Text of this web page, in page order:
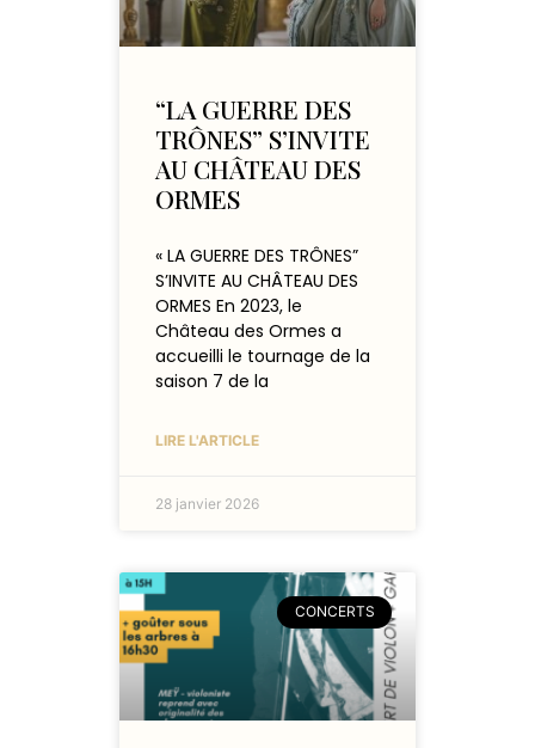
“LA GUERRE DES
TRÔNES” S’INVITE
AU CHÂTEAU DES
ORMES
« LA GUERRE DES TRÔNES”
S’INVITE AU CHÂTEAU DES
ORMES En 2023, le
Château des Ormes a
accueilli le tournage de la
saison 7 de la
LIRE L'ARTICLE
28 janvier 2026
CONCERTS